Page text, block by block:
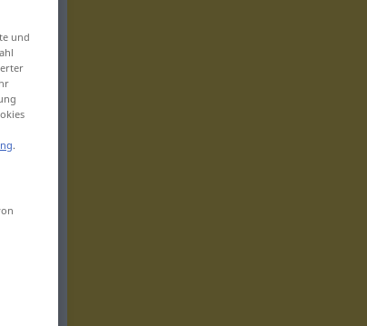
und
.